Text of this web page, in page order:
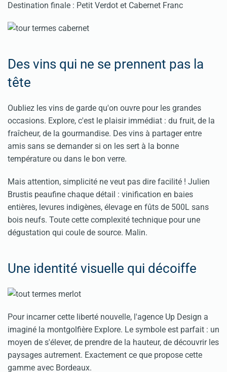
Destination finale : Petit Verdot et Cabernet Franc
Des vins qui ne se prennent pas la
tête
Oubliez les vins de garde qu'on ouvre pour les grandes
occasions. Explore, c'est le plaisir immédiat : du fruit, de la
fraîcheur, de la gourmandise. Des vins à partager entre
amis sans se demander si on les sert à la bonne
température ou dans le bon verre.
Mais attention, simplicité ne veut pas dire facilité ! Julien
Brustis peaufine chaque détail : vinification en baies
entières, levures indigènes, élevage en fûts de 500L sans
bois neufs. Toute cette complexité technique pour une
dégustation qui coule de source. Malin.
Une identité visuelle qui décoiffe
Pour incarner cette liberté nouvelle, l'agence Up Design a
imaginé la montgolfière Explore. Le symbole est parfait : un
moyen de s'élever, de prendre de la hauteur, de découvrir les
paysages autrement. Exactement ce que propose cette
gamme avec Bordeaux.